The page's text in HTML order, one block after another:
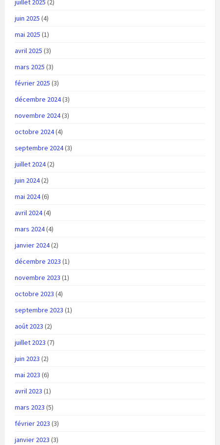
juillet 2025 (2)
juin 2025 (4)
mai 2025 (1)
avril 2025 (3)
mars 2025 (3)
février 2025 (3)
décembre 2024(3)
novembre 2024(3)
octobre 2024(4)
septembre 2024(3)
juillet 2024(2)
juin 2024(2)
mai 2024(6)
avril 2024(4)
mars 2024(4)
janvier 2024(2)
décembre 2023 (1)
novembre 2023 (1)
octobre 2023 (4)
septembre 2023 (1)
août 2023 (2)
juillet 2023 (7)
juin 2023 (2)
mai 2023 (6)
avril 2023 (1)
mars 2023 (5)
février 2023 (3)
janvier 2023 (3)